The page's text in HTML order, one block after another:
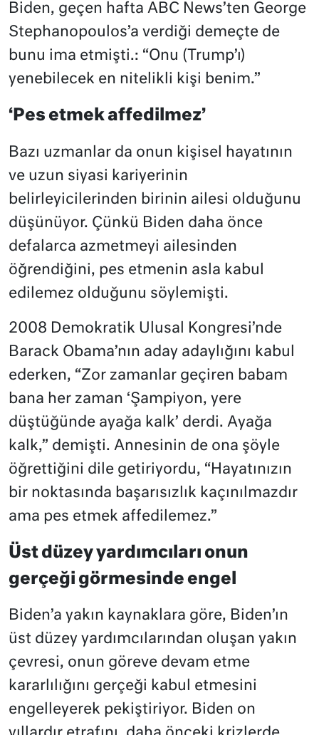
Biden, geçen hafta ABC News’ten George
Stephanopoulos’a verdiği demeçte de
bunu ima etmişti.: “Onu (Trump’ı)
yenebilecek en nitelikli kişi benim.”
‘Pes etmek affedilmez’
Bazı uzmanlar da onun kişisel hayatının
ve uzun siyasi kariyerinin
belirleyicilerinden birinin ailesi olduğunu
düşünüyor. Çünkü Biden daha önce
defalarca azmetmeyi ailesinden
öğrendiğini, pes etmenin asla kabul
edilemez olduğunu söylemişti.
2008 Demokratik Ulusal Kongresi’nde
Barack Obama’nın aday adaylığını kabul
ederken, “Zor zamanlar geçiren babam
bana her zaman ‘Şampiyon, yere
düştüğünde ayağa kalk’ derdi. Ayağa
kalk,” demişti. Annesinin de ona şöyle
öğrettiğini dile getiriyordu, “Hayatınızın
bir noktasında başarısızlık kaçınılmazdır
ama pes etmek affedilemez.”
Üst düzey yardımcıları onun
gerçeği görmesinde engel
Biden’a yakın kaynaklara göre, Biden’ın
üst düzey yardımcılarından oluşan yakın
çevresi, onun göreve devam etme
kararlılığını gerçeği kabul etmesini
engelleyerek pekiştiriyor. Biden on